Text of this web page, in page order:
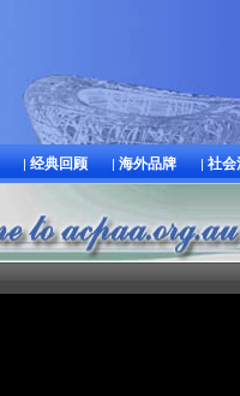
|经典回顾 |海外品牌 |社会